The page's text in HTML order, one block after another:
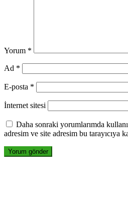
Yorum *
Ad *
E-posta *
İnternet sitesi
Daha sonraki yorumlarımda
adresim ve site adresim bu tarayıcıya